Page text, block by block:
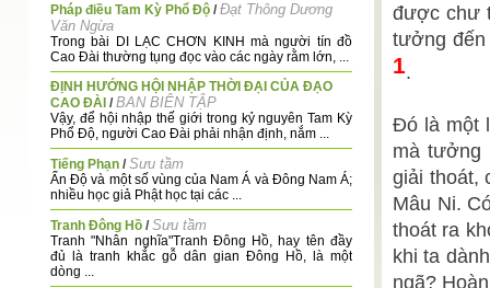
Pháp điều Tam Kỳ Phổ Độ /Đạt Thông Dương
Văn Ngừa
Trong bài DI LẠC CHƠN KINH mà người tín đồ
Cao Đài thường tụng đọc vào các ngày rằm lớn, ...
ĐỊNH HƯỚNG HỘI NHẬP THỜI ĐẠI CỦA ĐẠO
CAO ĐÀI /BAN BIÊN TẬP
Vậy, để hội nhập thế giới trong kỷ nguyên Tam Kỳ
Phổ Độ, người Cao Đài phải nhận định, nắm ...
Tiếng Phạn /Sưu tầm
Ấn Độ và một số vùng của Nam Á và Đông Nam Á;
nhiều học giả Phật học tại các ...
Tranh Đông Hồ /Sưu tầm
Tranh "Nhân nghĩa"Tranh Đông Hồ, hay tên đầy
đủ là tranh khắc gỗ dân gian Đông Hồ, là một
dòng ...
được chư
tưởng đến
1.
Đó là một
mà tưởng
giải thoát,
Mâu Ni.
thoát ra
khi ta
ngã?